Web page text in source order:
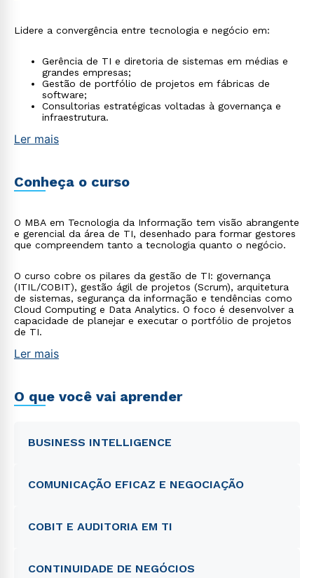
Lidere a convergência entre tecnologia e negócio em:
Gerência de TI e diretoria de sistemas em médias e
grandes empresas;
Gestão de portfólio de projetos em fábricas de
software;
Consultorias estratégicas voltadas à governança e
infraestrutura.
Ler mais
Conheça o curso
O MBA em Tecnologia da Informação tem visão abrangente
e gerencial da área de TI, desenhado para formar gestores
que compreendem tanto a tecnologia quanto o negócio.
O curso cobre os pilares da gestão de TI: governança
(ITIL/COBIT), gestão ágil de projetos (Scrum), arquitetura
de sistemas, segurança da informação e tendências como
Cloud Computing e Data Analytics. O foco é desenvolver a
capacidade de planejar e executar o portfólio de projetos
de TI.
Ler mais
O que você vai aprender
BUSINESS INTELLIGENCE
COMUNICAÇÃO EFICAZ E NEGOCIAÇÃO
COBIT E AUDITORIA EM TI
CONTINUIDADE DE NEGÓCIOS